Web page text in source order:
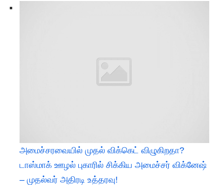
அமைச்சரவையில் முதல் விக்கெட் விழுகிறதா?
டாஸ்மாக் ஊழல் புகாரில் சிக்கிய அமைச்சர் விக்னேஷ்
– முதல்வர் அதிரடி உத்தரவு!